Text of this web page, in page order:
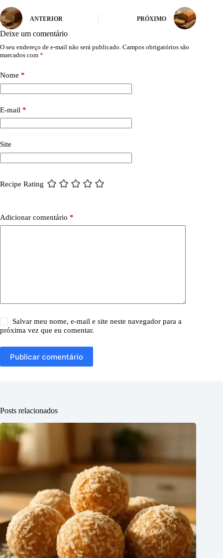
ANTERIOR PRÓXIMO
Deixe um comentário
O seu endereço de e-mail não será publicado. Campos obrigatórios são
marcados com *
Nome *
E-mail *
Site
Recipe Rating
Adicionar comentário *
Salvar meu nome, e-mail e site neste navegador para a
próxima vez que eu comentar.
Publicar comentário
Posts relacionados